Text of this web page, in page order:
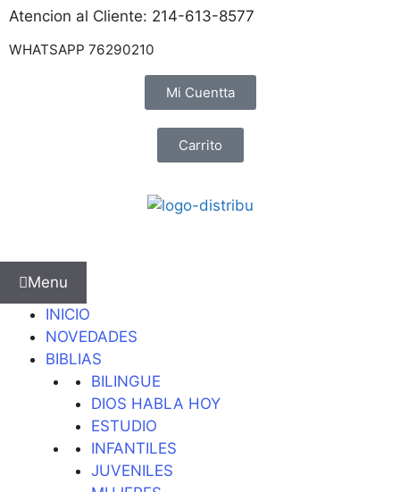
Atencion al Cliente: 214-613-8577
WHATSAPP 76290210
Mi Cuentta
Carrito
Menu
INICIO
NOVEDADES
BIBLIAS
BILINGUE
DIOS HABLA HOY
ESTUDIO
INFANTILES
JUVENILES